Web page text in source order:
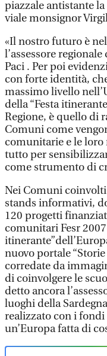
piazzale antistante
viale monsignor
«Il nostro futuro è
l’assessore
Paci . Per poi
con forte identità,
massimo livello
della “Festa
Regione, è quello di
Comuni come
comunitarie e le
tutto per
come strumento di
Nei Comuni
stands informativi,
120 progetti
comunitari Fesr
nuovo portale
corredate da
di coinvolgere le
detto ancora
luoghi della
realizzato con i
un’Europa fatta di